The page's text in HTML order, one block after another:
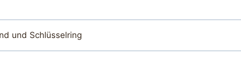
und Schlüsselring